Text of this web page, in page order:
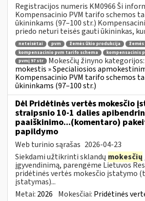
Registracijos numeris KM0966 Ši
Kompensacinio PVM tarifo schemos
ūkininkams (97–100 str.)
priedo neturi teisės gauti ūkininkas,
neteisėtai pvm žemės ūkio produkcija
kompensacinio pvm tarifo schema
kompensacinis
pvmį 97 str
Mokesčių žinyno kategorijos:
mokestis » Specialiosios
Kompensacinio PVM tarifo schemos
ūkininkams (97–100 str.)
Dėl Pridėtinės vertės mokesčio
straipsnio 10-1 dalies
paaiškinimo...(komentaro)
papildymo
Web turinio sąrašas 2026-04-23
Siekdami užtikrinti sklandų mokesčių
įgyvendinimą, parengėme Lietuvos
pridėtinės vertės mokesčio įstatymo
įstatymas)...
Metai: 2026 Mokesčiai: Pridėtinės